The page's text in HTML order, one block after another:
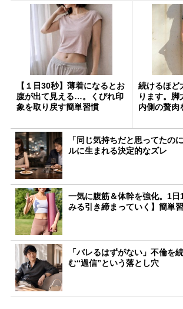
【１日30秒】薄着になるとお
腹が出て見える…。くびれ印
象を取り戻す簡単習慣
続けるほど
ります。脚
内側の贅肉
「同じ気持ちだと思ってたの
ルに生まれる決定的なズレ
一気に腹筋＆体幹を強化。1日
みる引き締まっていく】簡単
「バレるはずがない」不倫を
む“過信”という落とし穴